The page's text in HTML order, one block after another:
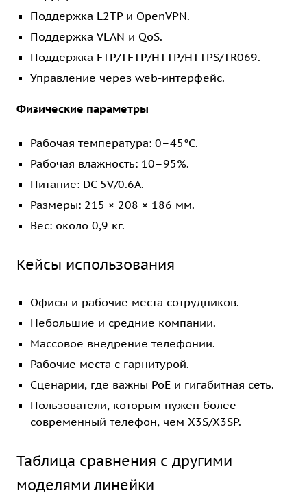
Поддержка L2TP и OpenVPN.
Поддержка VLAN и QoS.
Поддержка FTP/TFTP/HTTP/HTTPS/TR069.
Управление через web-интерфейс.
Физические параметры
Рабочая температура: 0–45°C.
Рабочая влажность: 10–95%.
Питание: DC 5V/0.6A.
Размеры: 215 × 208 × 186 мм.
Вес: около 0,9 кг.
Кейсы использования
Офисы и рабочие места сотрудников.
Небольшие и средние компании.
Массовое внедрение телефонии.
Рабочие места с гарнитурой.
Сценарии, где важны PoE и гигабитная сеть.
Пользователи, которым нужен более
современный телефон, чем X3S/X3SP.
Таблица сравнения с другими
моделями линейки